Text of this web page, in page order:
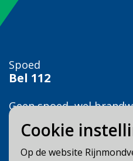
Cookie
Op de website
Spoed
Bel 112
Geen spoed, wel
Bel
Veilig Leven?